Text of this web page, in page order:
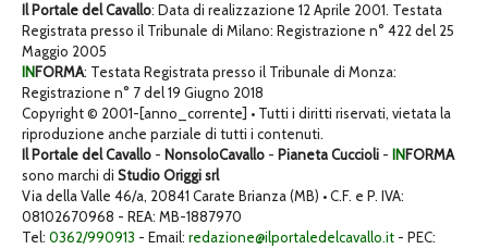
Il Portale del Cavallo: Data di realizzazione 12 Aprile 2001. Testata
Registrata presso il Tribunale di Milano: Registrazione n° 422 del 25
Maggio 2005
INFORMA: Testata Registrata presso il Tribunale di Monza:
Registrazione n° 7 del 19 Giugno 2018
Copyright © 2001-[anno_corrente] • Tutti i diritti riservati, vietata la
riproduzione anche parziale di tutti i contenuti.
Il Portale del Cavallo - NonsoloCavallo - Pianeta Cuccioli - INFORMA
sono marchi di Studio Origgi srl
Via della Valle 46/a, 20841 Carate Brianza (MB) • C.F. e P. IVA:
08102670968 - REA: MB-1887970
Tel: 0362/990913 - Email: redazione@ilportaledelcavallo.it - PEC: